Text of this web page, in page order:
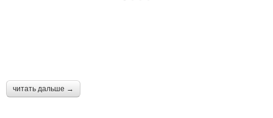
читать дальше →